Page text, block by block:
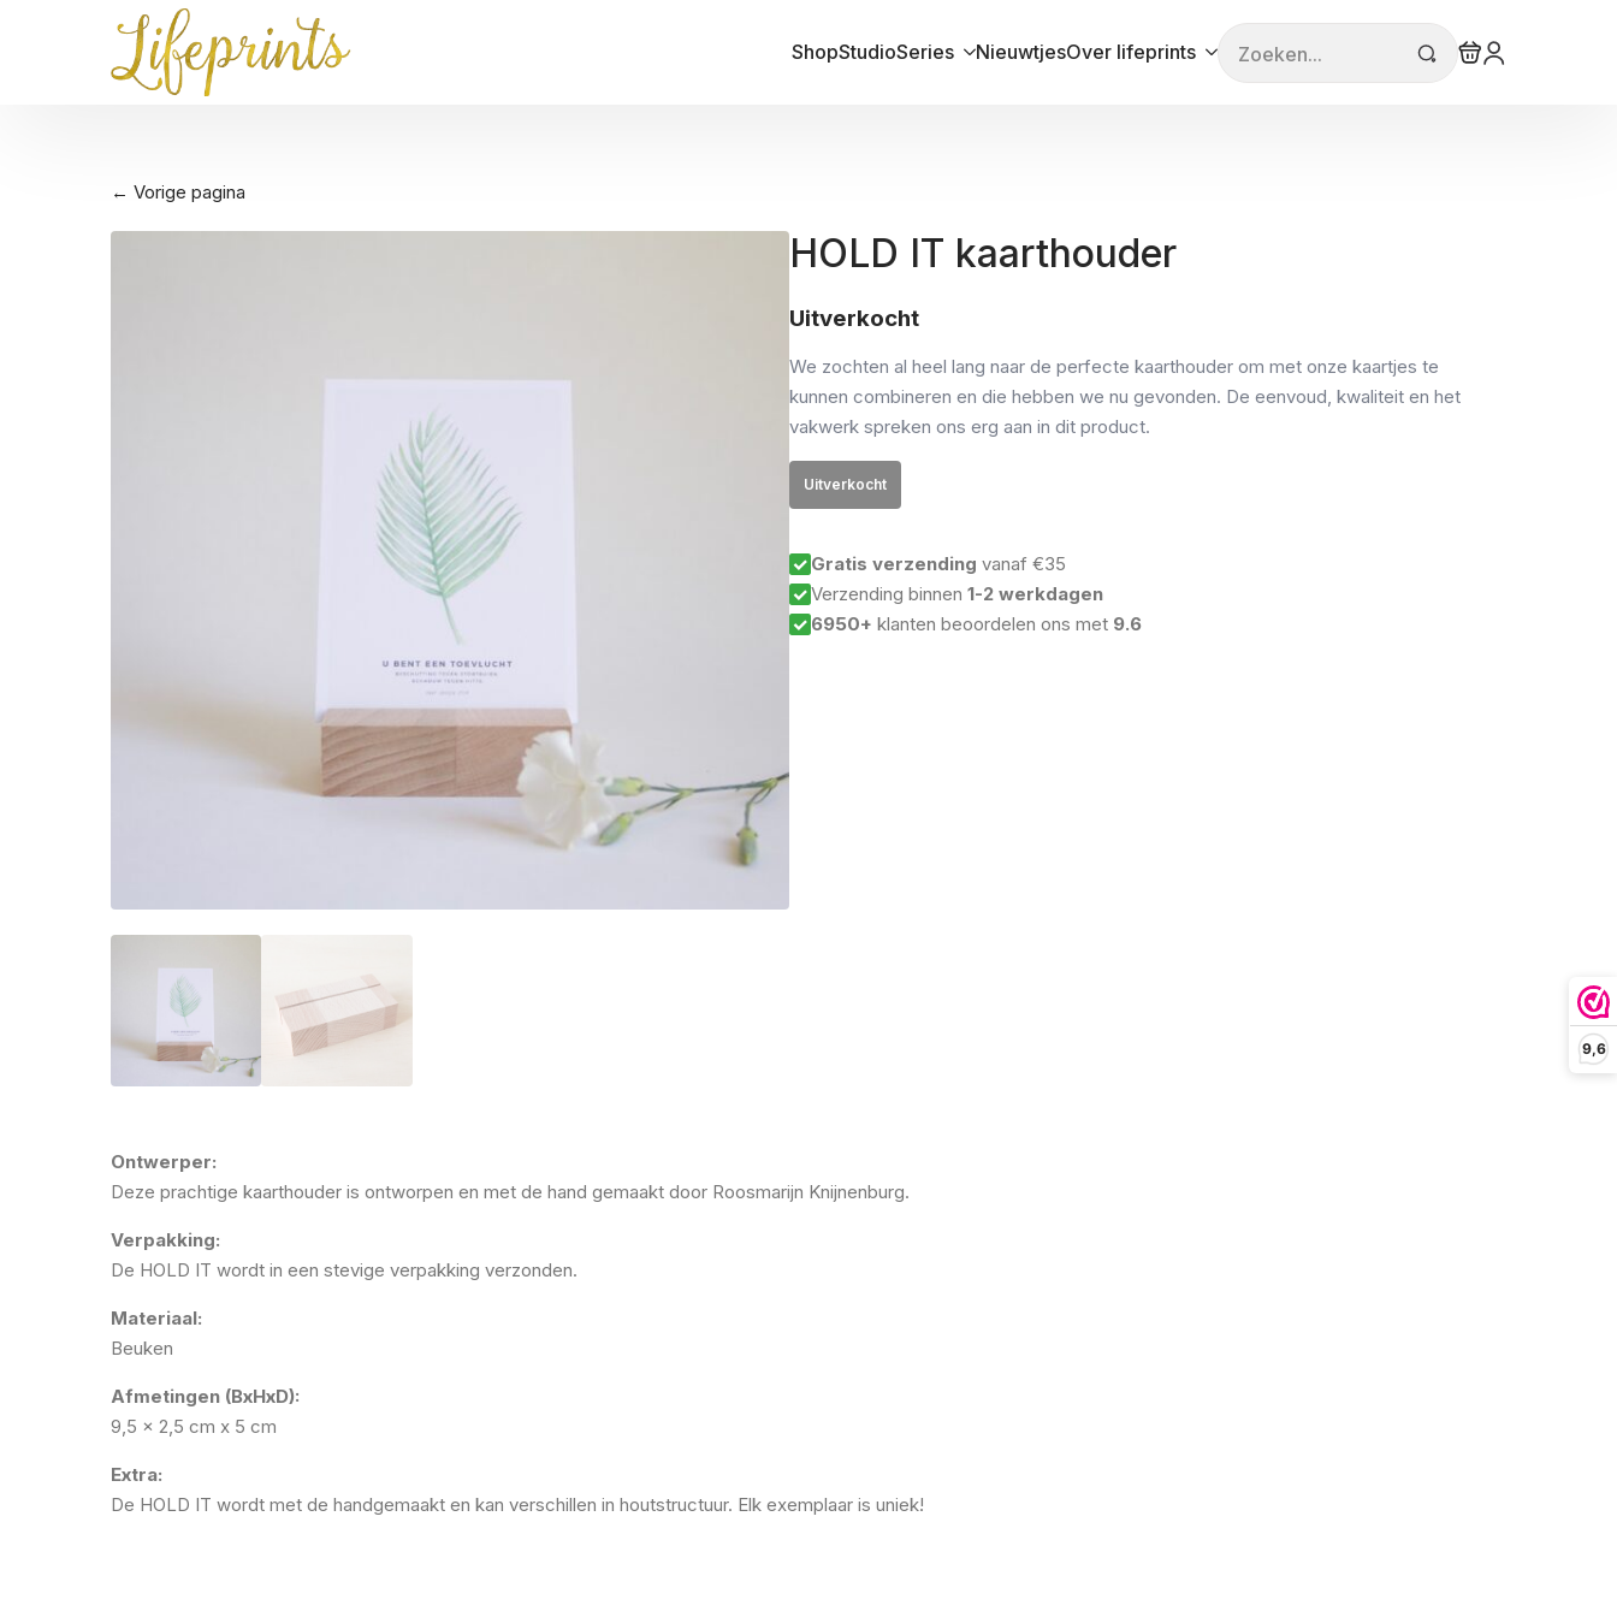
9,6
ShopStudioSeries NieuwtjesOver lifeprints
Search
for:
← Vorige pagina
HOLD IT kaarthouder
Uitverkocht
We zochten al heel lang naar de perfecte kaarthouder om met onze kaartjes te
kunnen combineren en die hebben we nu gevonden. De eenvoud, kwaliteit en het
vakwerk spreken ons erg aan in dit product.
Uitverkocht
Gratis verzending vanaf €35
Verzending binnen 1-2 werkdagen
6950+ klanten beoordelen ons met 9.6
Ontwerper:
Deze prachtige kaarthouder is ontworpen en met de hand gemaakt door Roosmarijn Knijnenburg.
Verpakking:
De HOLD IT wordt in een stevige verpakking verzonden.
Materiaal:
Beuken
Afmetingen (BxHxD):
9,5 x 2,5 cm x 5 cm
Extra:
De HOLD IT wordt met de handgemaakt en kan verschillen in houtstructuur. Elk exemplaar is uniek!